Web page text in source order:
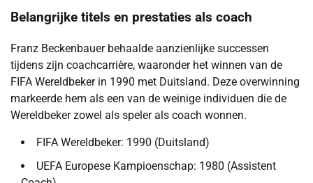
Belangrijke titels en prestaties als coach
Franz Beckenbauer behaalde aanzienlijke successen
tijdens zijn coachcarrière, waaronder het winnen van de
FIFA Wereldbeker in 1990 met Duitsland. Deze overwinning
markeerde hem als een van de weinige individuen die de
Wereldbeker zowel als speler als coach wonnen.
FIFA Wereldbeker: 1990 (Duitsland)
UEFA Europese Kampioenschap: 1980 (Assistent